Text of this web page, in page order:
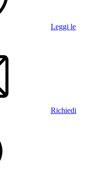
Leggi le
Richiedi